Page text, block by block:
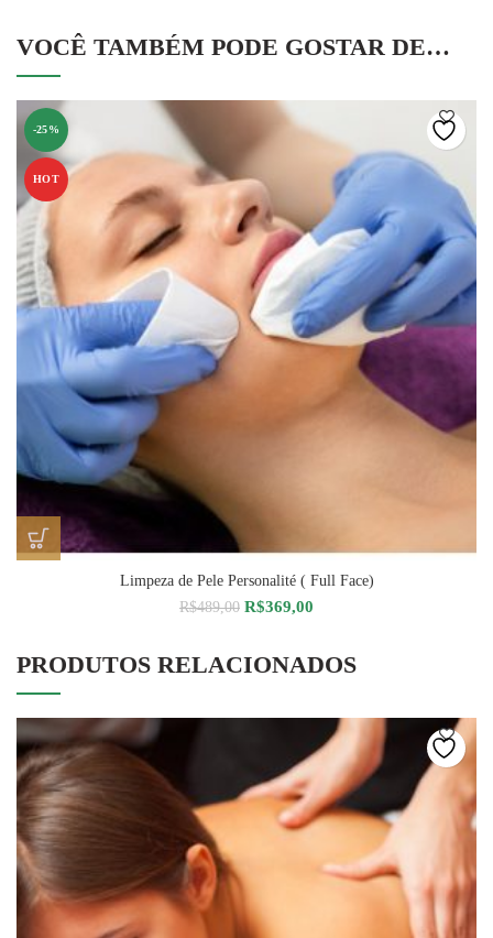
VOCÊ TAMBÉM PODE GOSTAR DE…
-25%
HOT
Limpeza de Pele Personalité ( Full Face)
R$489,00 O
era:
R$369,00
é:
PRODUTOS RELACIONADOS